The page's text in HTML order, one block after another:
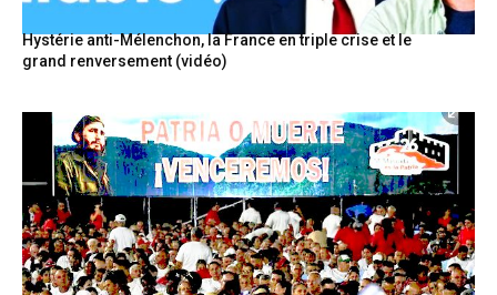
Hystérie anti-Mélenchon, la France en triple crise et le
grand renversement (vidéo)